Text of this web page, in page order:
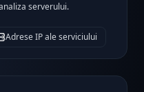
serverului.
Adrese IP ale serviciului